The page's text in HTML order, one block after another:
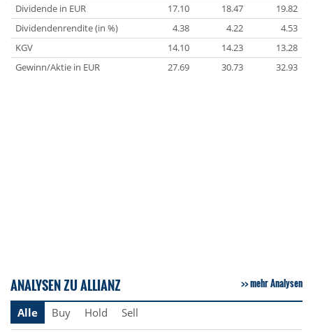
Dividende in EUR
17.10 18.47
19.82
Dividendenrendite (in %)
4.38 4.22
4.53
KGV
14.10 14.23
13.28
Gewinn/Aktie in EUR
27.69 30.73 32.93
ANALYSEN ZU ALLIANZ mehr Analysen
Alle Buy Hold Sell